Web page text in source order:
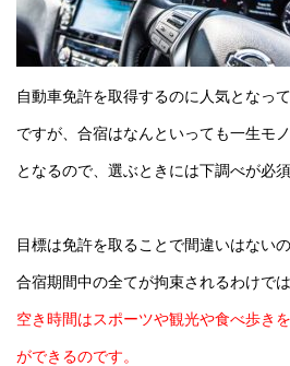
自動車免許を取得するのに人気となっ
ですが、合宿はなんといっても一生モ
となるので、選ぶときには下調べが必
目標は免許を取ることで間違いはないの
合宿期間中の全てが拘束されるわけでは
空き時間はスポーツや観光や食べ歩き
ができるのです。